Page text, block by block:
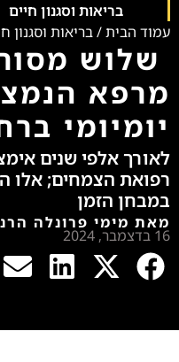
בריאות וסגנון חיים
עמוד הבית/בריאות וסגנון
שלוש
מרפא
יומיומי
לאורך אלפי שנים
רפואת הצמחים; אלו
במבחן הזמן
מאת מימי פרונלה
16 בדצמבר, 2024